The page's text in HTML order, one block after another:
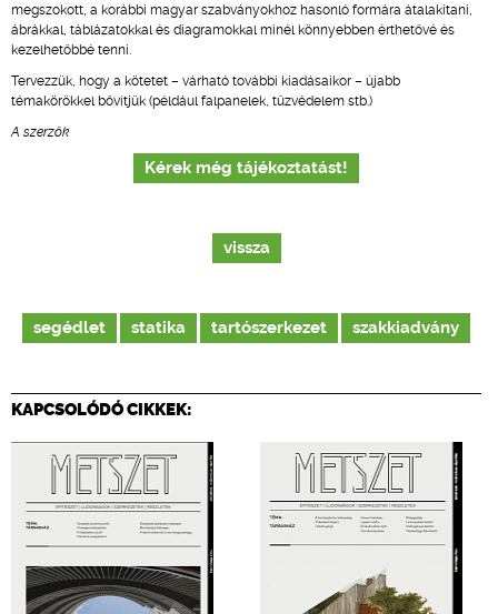
megszokott, a korábbi magyar szabványokhoz hasonló formára átalakítani,
ábrákkal, táblázatokkal és diagramokkal minél könnyebben érthetővé és
kezelhetőbbé tenni.
Tervezzük, hogy a kötetet – várható további kiadásaikor – újabb
témakörökkel bővítjük (például falpanelek, tűzvédelem stb.)
A szerzők
Kérek még tájékoztatást!
vissza
segédlet statika tartószerkezet szakkiadvány
KAPCSOLÓDÓ CIKKEK: